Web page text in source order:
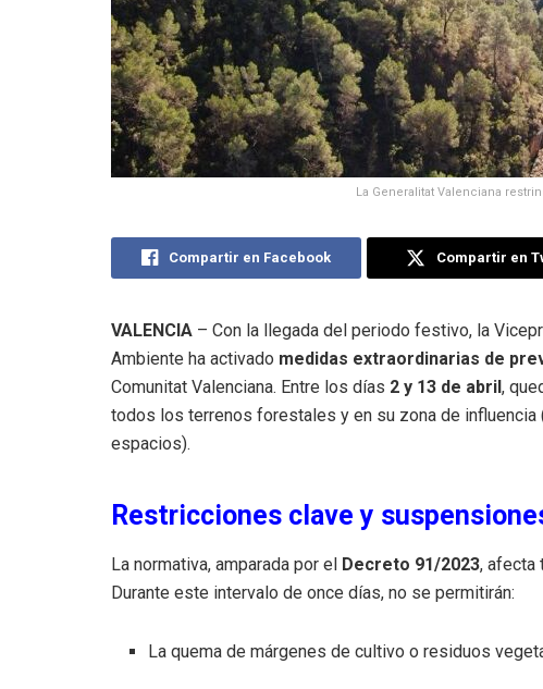
La Generalitat Valenciana
Compartir en Facebook Compartir en
VALENCIA – Con la llegada del periodo festivo, la
Ambiente ha activado medidas extraordinarias de
Comunitat Valenciana. Entre los días 2 y 13 de abril,
todos los terrenos forestales y en su zona de
espacios).
Restricciones clave y
La normativa, amparada por el Decreto 91/2023, afecta
Durante este intervalo de once días, no se permitirán:
La quema de márgenes de cultivo o residuos